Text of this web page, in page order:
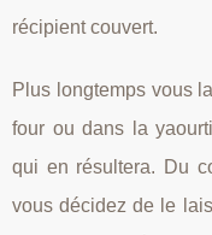
récipient couvert.
Plus longtemps vous
four ou dans la
qui en résultera. Du
vous décidez de le